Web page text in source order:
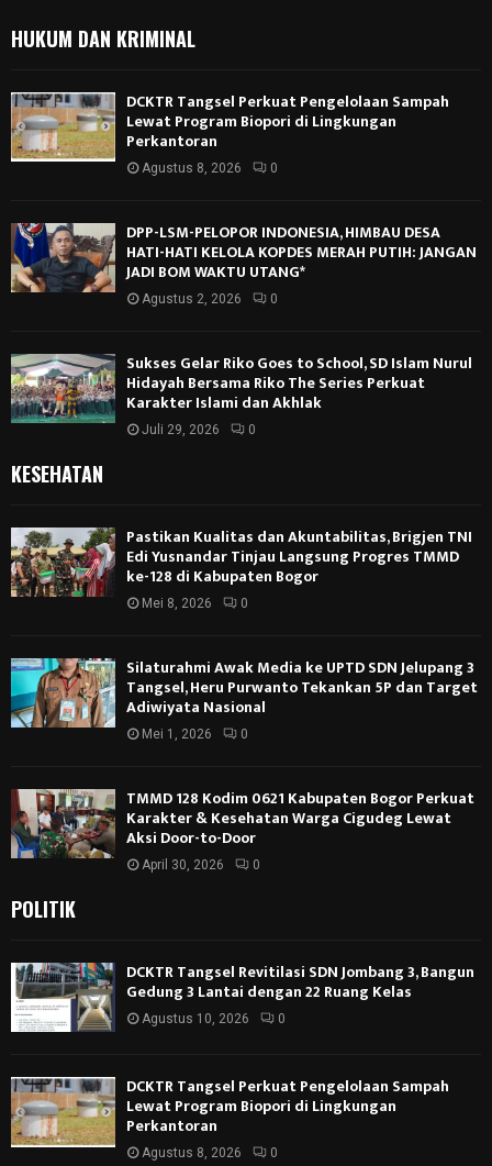
HUKUM DAN KRIMINAL
DCKTR Tangsel Perkuat Pengelolaan Sampah
Lewat Program Biopori di Lingkungan
Perkantoran
Agustus 8, 2026 0
DPP-LSM-PELOPOR INDONESIA, HIMBAU DESA
HATI-HATI KELOLA KOPDES MERAH PUTIH: JANGAN
JADI BOM WAKTU UTANG*
Agustus 2, 2026 0
Sukses Gelar Riko Goes to School, SD Islam Nurul
Hidayah Bersama Riko The Series Perkuat
Karakter Islami dan Akhlak
Juli 29, 2026 0
KESEHATAN
Pastikan Kualitas dan Akuntabilitas, Brigjen TNI
Edi Yusnandar Tinjau Langsung Progres TMMD
ke-128 di Kabupaten Bogor
Mei 8, 2026 0
Silaturahmi Awak Media ke UPTD SDN Jelupang 3
Tangsel, Heru Purwanto Tekankan 5P dan Target
Adiwiyata Nasional
Mei 1, 2026 0
TMMD 128 Kodim 0621 Kabupaten Bogor Perkuat
Karakter & Kesehatan Warga Cigudeg Lewat
Aksi Door-to-Door
April 30, 2026 0
POLITIK
DCKTR Tangsel Revitilasi SDN Jombang 3, Bangun
Gedung 3 Lantai dengan 22 Ruang Kelas
Agustus 10, 2026 0
DCKTR Tangsel Perkuat Pengelolaan Sampah
Lewat Program Biopori di Lingkungan
Perkantoran
Agustus 8, 2026 0